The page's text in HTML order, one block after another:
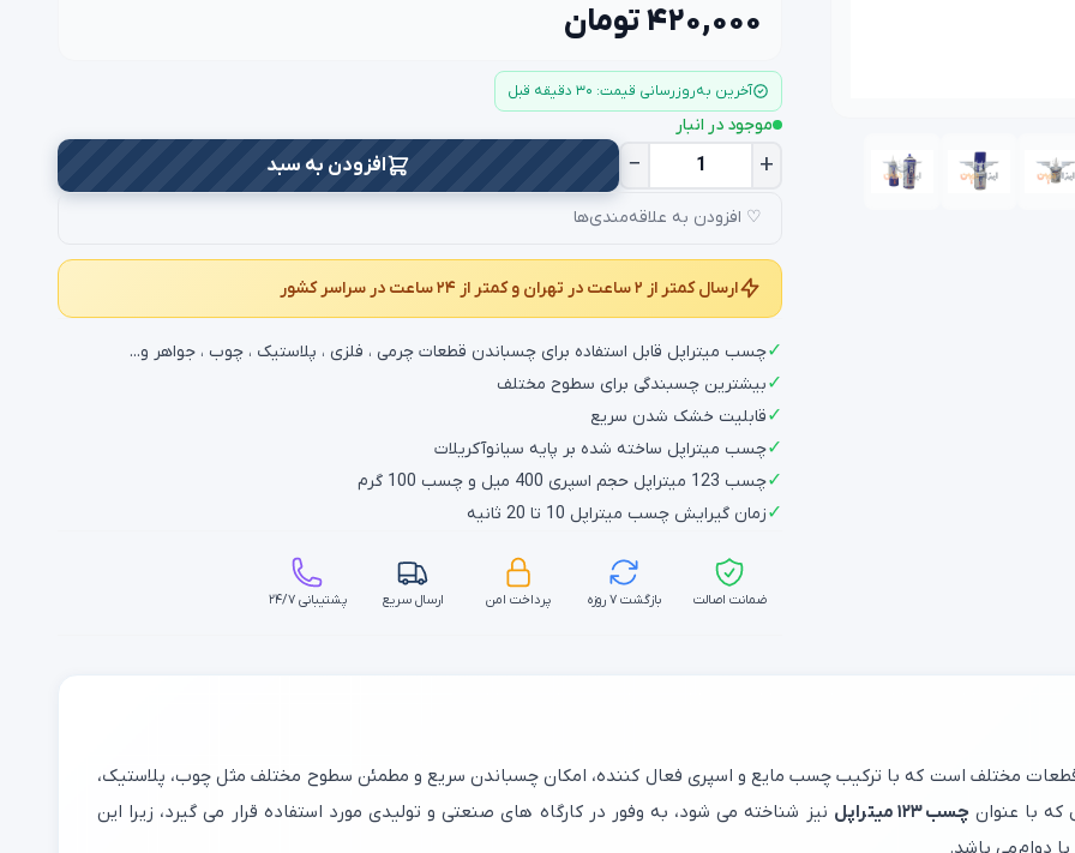
۴۲۰,۰۰۰ تومان
آخرین به‌روزرسانی قیمت: ۳۰ دقیقه قبل
موجود در انبار
− + افزودن به سبد
♡ افزودن به علاقه‌مندی‌ها
ارسال کمتر از ۲ ساعت در تهران و کمتر از ۲۴ ساعت در سراسر کشور
✓چسب میتراپل قابل استفاده برای چسباندن قطعات چرمی ، فلزی ، پلاستیک ، چوب ، جواهر و...
✓بیشترین چسبندگی برای سطوح مختلف
✓قابلیت خشک شدن سریع
✓چسب میتراپل ساخته شده بر پایه سیانوآکریلات
✓چسب 123 میتراپل حجم اسپری 400 میل و چسب 100 گرم
✓زمان گیرایش چسب میتراپل 10 تا 20 ثانیه
ضمانت اصالت بازگشت ۷ روزه پرداخت امن ارسال سریع پشتیبانی ۲۴/۷
مختلف است که با ترکیب چسب مایع و اسپری فعال کننده، امکان چسباندن سریع و مطمئن سطوح مختلف مثل چوب، پلاستیک،
که با عنوانچسب ۱۲۳ میتراپل
نیز شناخته می شود، به وفور در کارگاه های صنعتی و تولیدی مورد استفاده قرار می گیرد، زیرا این
دوام می باشد.